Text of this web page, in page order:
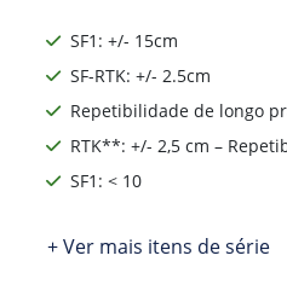
SF1: +/- 15cm
SF-RTK: +/- 2.5cm
Repetibilidade de longo
RTK**: +/- 2,5 cm –
SF1: < 10
+ Ver mais itens de série